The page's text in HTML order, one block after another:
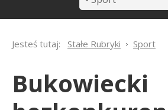
Jesteś tutaj: Stałe Rubryki Sport
Bukowiecki